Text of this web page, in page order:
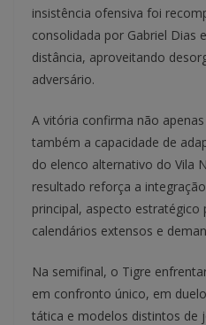
insistência ofensiva foi
consolidada por Gabriel Dias
distância, aproveitando
adversário.
A vitória confirma não
também a capacidade de
do elenco alternativo do Vila
resultado reforça a
principal, aspecto estratégico
calendários extensos e
Na semifinal, o Tigre
em confronto único, em
tática e modelos distintos de